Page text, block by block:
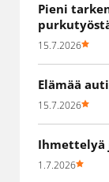
Pieni
15.7.2026
Elämää
15.7.2026
Ihmettelyä
1.7.2026